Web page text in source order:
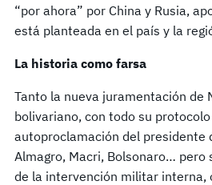
“por ahora” por China y Rusia,
está planteada en el país y la
La historia como farsa
Tanto la nueva juramentación de
bolivariano, con todo su
autoproclamación del presidente
Almagro, Macri, Bolsonaro… pero
de la intervención militar interna,